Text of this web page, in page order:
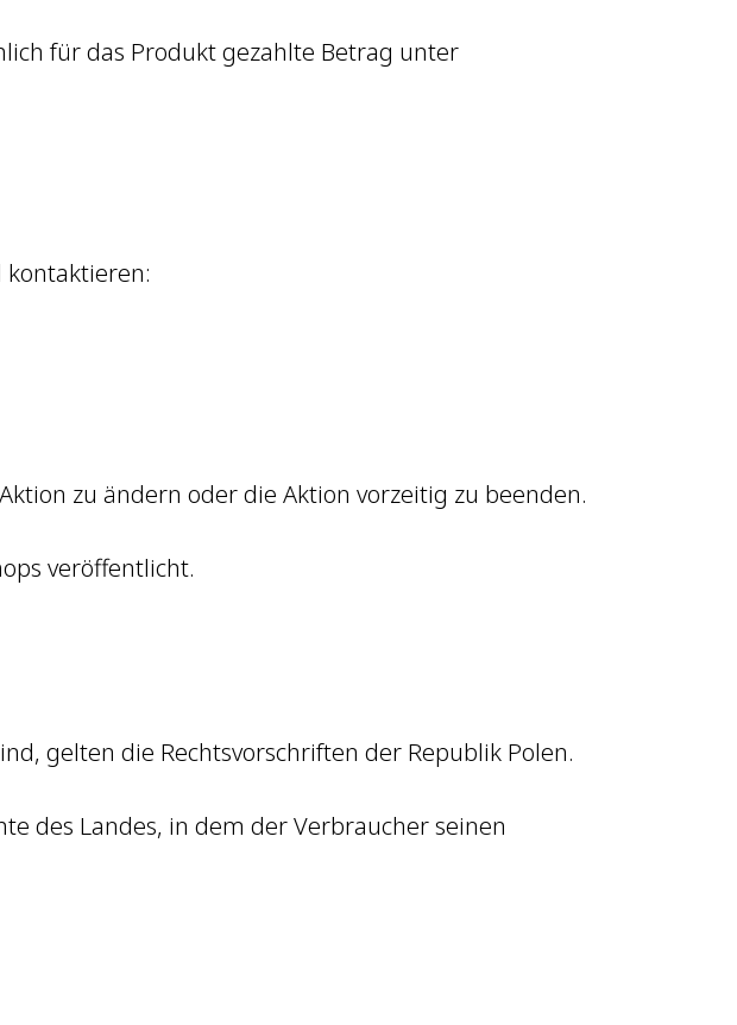
für das Produkt gezahlte Betrag unter
kontaktieren:
zu ändern oder die Aktion vorzeitig zu beenden.
veröffentlicht.
gelten die Rechtsvorschriften der Republik Polen.
des Landes, in dem der Verbraucher seinen